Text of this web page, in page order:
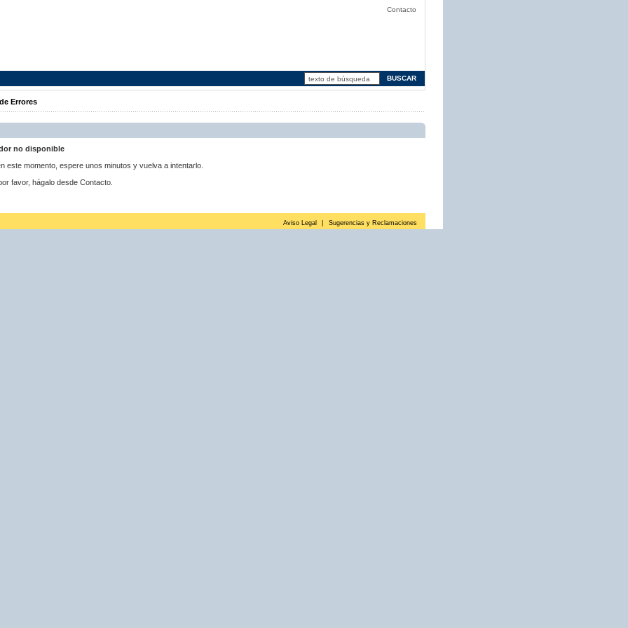
Contacto
Errores
no disponible
este momento, espere unos minutos y vuelva a intentarlo.
favor, hágalo desde Contacto.
Aviso Legal Sugerencias y Reclamaciones